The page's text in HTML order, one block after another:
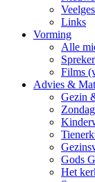
Links
Vorming
Alle
Spreker
Films
Advies &
Gezin
Gods
Het